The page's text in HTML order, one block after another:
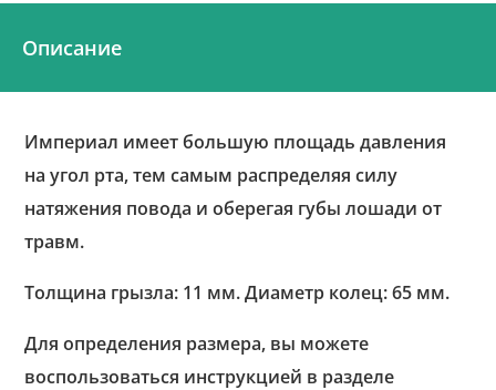
Описание
Империал имеет большую площадь давления
на угол рта, тем самым распределяя силу
натяжения повода и оберегая губы лошади от
травм.
Толщина грызла: 11 мм. Диаметр колец: 65 мм.
Для определения размера, вы можете
воспользоваться инструкцией в разделе